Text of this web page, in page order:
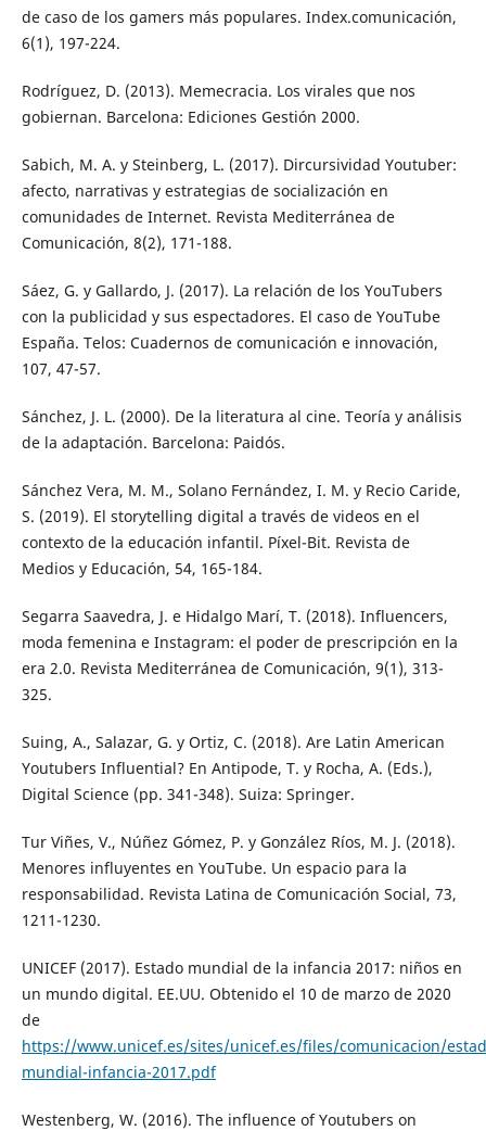
de caso de los gamers más populares. Index.comunicación,
6(1), 197-224.
Rodríguez, D. (2013). Memecracia. Los virales que nos
gobiernan. Barcelona: Ediciones Gestión 2000.
Sabich, M. A. y Steinberg, L. (2017). Dircursividad Youtuber:
afecto, narrativas y estrategias de socialización en
comunidades de Internet. Revista Mediterránea de
Comunicación, 8(2), 171-188.
Sáez, G. y Gallardo, J. (2017). La relación de los YouTubers
con la publicidad y sus espectadores. El caso de YouTube
España. Telos: Cuadernos de comunicación e innovación,
107, 47-57.
Sánchez, J. L. (2000). De la literatura al cine. Teoría y análisis
de la adaptación. Barcelona: Paidós.
Sánchez Vera, M. M., Solano Fernández, I. M. y Recio Caride,
S. (2019). El storytelling digital a través de videos en el
contexto de la educación infantil. Píxel-Bit. Revista de
Medios y Educación, 54, 165-184.
Segarra Saavedra, J. e Hidalgo Marí, T. (2018). Influencers,
moda femenina e Instagram: el poder de prescripción en la
era 2.0. Revista Mediterránea de Comunicación, 9(1), 313-
325.
Suing, A., Salazar, G. y Ortiz, C. (2018). Are Latin American
Youtubers Influential? En Antipode, T. y Rocha, A. (Eds.),
Digital Science (pp. 341-348). Suiza: Springer.
Tur Viñes, V., Núñez Gómez, P. y González Ríos, M. J. (2018).
Menores influyentes en YouTube. Un espacio para la
responsabilidad. Revista Latina de Comunicación Social, 73,
1211-1230.
UNICEF (2017). Estado mundial de la infancia 2017: niños en
un mundo digital. EE.UU. Obtenido el 10 de marzo de 2020
de
https://www.unicef.es/sites/unicef.es/files/comunicacion/
mundial-infancia-2017.pdf
Westenberg, W. (2016). The influence of Youtubers on